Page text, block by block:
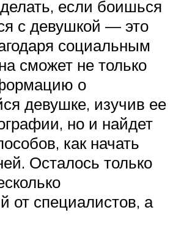
если боишься
с девушкой — это
социальным
сможет не только
о
девушке, изучив ее
но и найдет
как начать
Осталось только
от специалистов, а